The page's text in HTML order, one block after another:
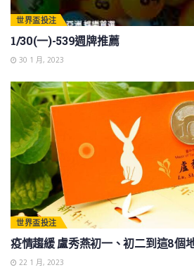
世界盃投注
1/30(一)-539週牌推薦
30 1 月, 2023
世界盃投注
疫情趨緩 盧秀燕初一、初二到這8個
22 1 月, 2023